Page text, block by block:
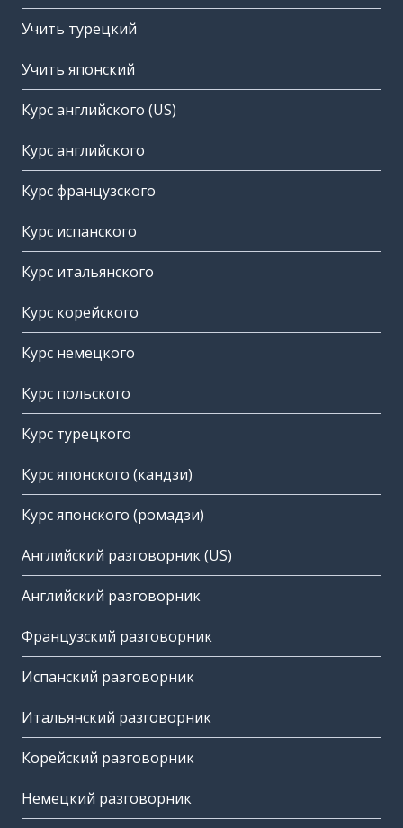
Учить турецкий
Учить японский
Курс английского (US)
Курс английского
Курс французского
Курс испанского
Курс итальянского
Курс корейского
Курс немецкого
Курс польского
Курс турецкого
Курс японского (кандзи)
Курс японского (ромадзи)
Английский разговорник (US)
Английский разговорник
Французский разговорник
Испанский разговорник
Итальянский разговорник
Корейский разговорник
Немецкий разговорник